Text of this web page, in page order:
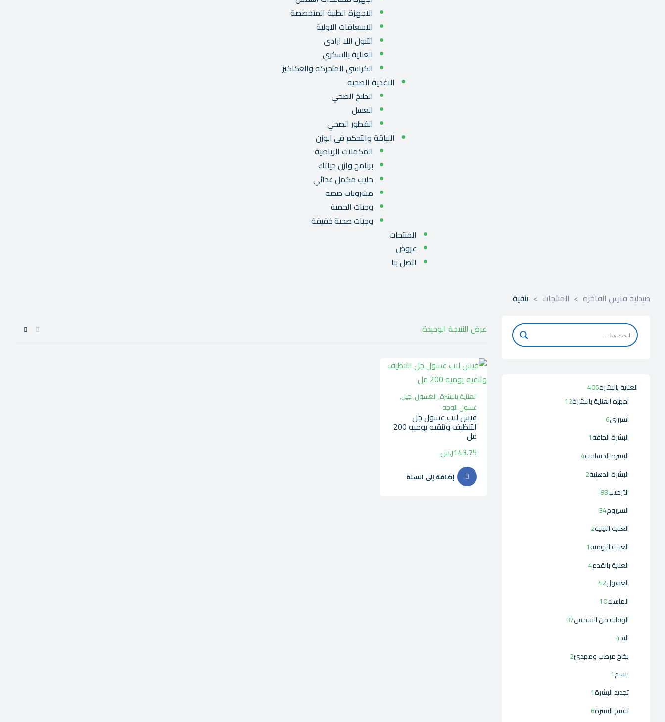
الاجهزة الطبية المتخصصة
الاسعافات الاولية
التبول اللا ارادي
العناية بالسكري
الكراسي المتحركة والعكاكيز
الاغذية الصحية
الطبخ الصحي
العسل
الفطور الصحي
اللياقة والتحكم في الوزن
المكملات الرياضية
برنامج وازن حياتك
حليب مكمل غذائي
مشروبات صحية
وجبات الحمية
وجبات صحية خفيفة
المنتجات
عروض
اتصل بنا
صيدلية فارس الفاخرة > المنتجات > تنقية
عرض النتيجة الوحيدة
العناية بالبشرة,الغسول,جيل,
غسول الوجه
فيس لاب غسول جل
التنظيف وتنقيه يوميه 200
مل
143.75ر.س
إضافة إلى السلة
العناية بالبشرة406
اجهزه العناية بالبشرة12
اسبراى6
البشرة الجافة1
البشرة الحساسة4
البشرة الدهنية2
الترطيب83
السيروم34
العناية الليلية2
العناية اليومية1
العناية بالقدم4
الغسول42
الماسك10
الوقاية من الشمس37
اليد4
بخاخ مرطب ومهدئ2
بلسم1
تجديد البشرة1
تفتيح البشرة6